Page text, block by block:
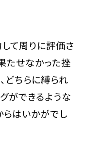
て周りに評価さ
たせなかった挫
どちらに縛られ
ができるような
らはいかがでし